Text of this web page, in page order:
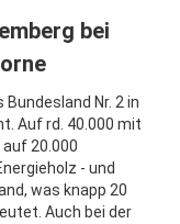
bei
Nr. 2 in
Auf rd. 40.000 mit
20.000
- und
was knapp 20
Auch bei der